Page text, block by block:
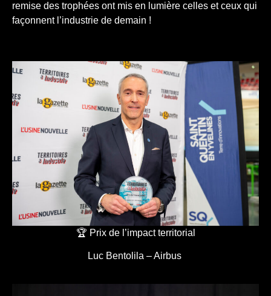
remise des trophées ont mis en lumière celles et ceux qui
façonnent l’industrie de demain !
🏆 Prix de l’impact territorial
Luc Bentolila – Airbus